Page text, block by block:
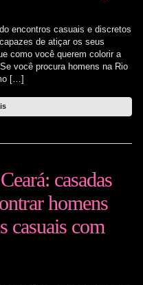
encontros casuais e discretos
de atiçar os seus
como você querem colorir a
você procura homens na Rio
[…]
casadas
homens
casuais com